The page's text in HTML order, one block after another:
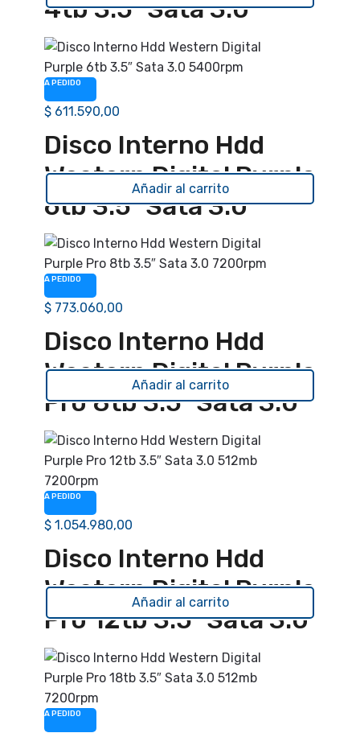
4tb 3.5″ Sata 3.0
5400rpm
A PEDIDO
$ 611.590,00
Disco Interno Hdd
Western Digital Purple
6tb 3.5″ Sata 3.0
5400rpm
Añadir al carrito
A PEDIDO
$ 773.060,00
Disco Interno Hdd
Western Digital Purple
Pro 8tb 3.5″ Sata 3.0
7200rpm
Añadir al carrito
A PEDIDO
$ 1.054.980,00
Disco Interno Hdd
Western Digital Purple
Pro 12tb 3.5″ Sata 3.0
512mb 7200rpm
Añadir al carrito
A PEDIDO